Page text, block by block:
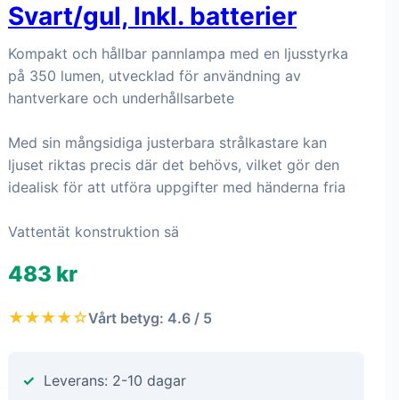
Svart/gul, Inkl. batterier
Kompakt och hållbar pannlampa med en ljusstyrka
på 350 lumen, utvecklad för användning av
hantverkare och underhållsarbete
Med sin mångsidiga justerbara strålkastare kan
ljuset riktas precis där det behövs, vilket gör den
idealisk för att utföra uppgifter med händerna fria
Vattentät konstruktion sä
483 kr
★★★★☆Vårt betyg: 4.6 / 5
Leverans: 2-10 dagar